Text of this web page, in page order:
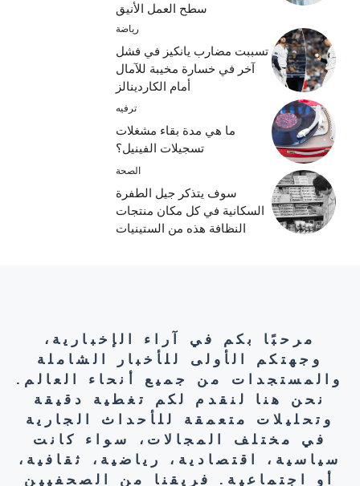
سطح العمل الأنيق
رياضة
تسببت مضارب يانكيز في فشل
آخر في خسارة مخيبة للآمال
أمام الكاردينالز
ترفيه
ما هي مدة بقاء مشغلات
تسجيلات الفينيل؟
الصحة
سوف يتذكر جيل الطفرة
السكانية في كل مكان منتجات
النظافة هذه من الستينيات
مرحبًا بكم في آراء الإخبارية،
وجهتكم الأولى للأخبار الشاملة
والمستجدات من جميع أنحاء العالم.
نحن هنا لنقدم لكم تغطية دقيقة
وتحليلات متعمقة للأحداث الجارية
في مختلف المجالات، سواء كانت
سياسية، اقتصادية، رياضية، ثقافية،
أو اجتماعية. فريقنا من الصحفيين